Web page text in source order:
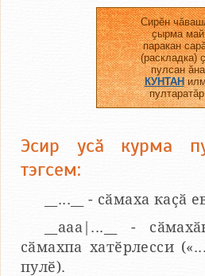
Сирӗн
ҫырма май
паракан
(раскладка)
пулсан ӑна
КУНТАН
Эсир усӑ курма
тэгсем:
__...__ - сӑмаха каҫӑ
__aaa|...__ -
сӑмахпа хатӗрлесси
пулӗ).